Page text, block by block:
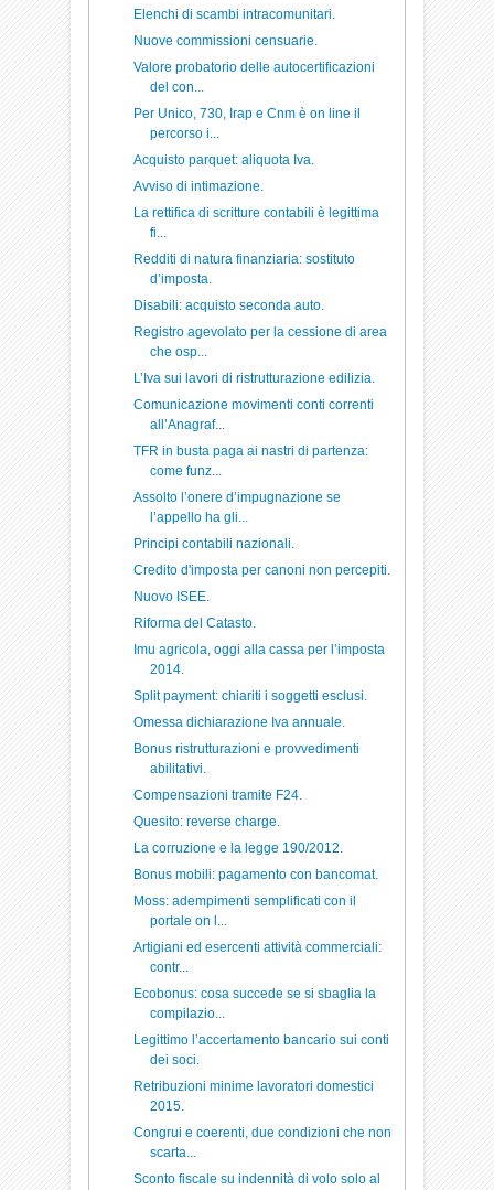
Elenchi di scambi intracomunitari.
Nuove commissioni censuarie.
Valore probatorio delle autocertificazioni
del con...
Per Unico, 730, Irap e Cnm è on line il
percorso i...
Acquisto parquet: aliquota Iva.
Avviso di intimazione.
La rettifica di scritture contabili è legittima
fi...
Redditi di natura finanziaria: sostituto
d’imposta.
Disabili: acquisto seconda auto.
Registro agevolato per la cessione di area
che osp...
L’Iva sui lavori di ristrutturazione edilizia.
Comunicazione movimenti conti correnti
all’Anagraf...
TFR in busta paga ai nastri di partenza:
come funz...
Assolto l’onere d’impugnazione se
l’appello ha gli...
Principi contabili nazionali.
Credito d'imposta per canoni non percepiti.
Nuovo ISEE.
Riforma del Catasto.
Imu agricola, oggi alla cassa per l’imposta
2014.
Split payment: chiariti i soggetti esclusi.
Omessa dichiarazione Iva annuale.
Bonus ristrutturazioni e provvedimenti
abilitativi.
Compensazioni tramite F24.
Quesito: reverse charge.
La corruzione e la legge 190/2012.
Bonus mobili: pagamento con bancomat.
Moss: adempimenti semplificati con il
portale on l...
Artigiani ed esercenti attività commerciali:
contr...
Ecobonus: cosa succede se si sbaglia la
compilazio...
Legittimo l’accertamento bancario sui conti
dei soci.
Retribuzioni minime lavoratori domestici
2015.
Congrui e coerenti, due condizioni che non
scarta...
Sconto fiscale su indennità di volo solo al